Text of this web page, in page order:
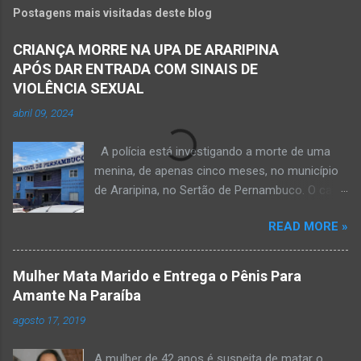
Postagens mais visitadas deste blog
CRIANÇA MORRE NA UPA DE ARARIPINA
APÓS DAR ENTRADA COM SINAIS DE
VIOLÊNCIA SEXUAL
abril 09, 2024
A polícia está investigando a morte de uma
menina, de apenas cinco meses, no município
de Araripina, no Sertão de Pernambuco. O caso
morte a esclarecer”. A PM diz que, na segunda-
feira (8), foi acionada para verificar uma
possível ocorrência de estupro de vulnerável,
na UPA da cidade, mas ao chegar ao local a
READ MORE »
Mulher Mata Marido e Entrega o Pênis Para
Amante Na Paraíba
agosto 17, 2019